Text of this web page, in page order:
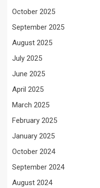
October 2025
September 2025
August 2025
July 2025
June 2025
April 2025
March 2025
February 2025
January 2025
October 2024
September 2024
August 2024